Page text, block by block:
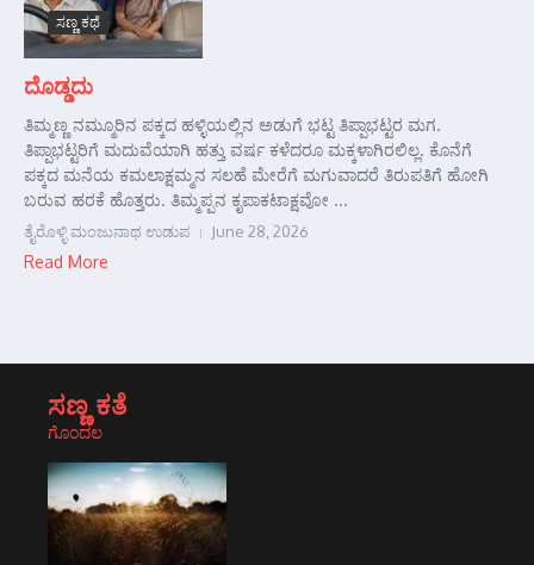
ಸಣ್ಣ ಕಥೆ
ದೊಡ್ಡದು
ತಿಮ್ಮಣ್ಣ ನಮ್ಮೂರಿನ ಪಕ್ಕದ ಹಳ್ಳಿಯಲ್ಲಿನ ಅಡುಗೆ ಭಟ್ಟ ತಿಪ್ಪಾಭಟ್ಟರ ಮಗ.
ತಿಪ್ಪಾಭಟ್ಟರಿಗೆ ಮದುವೆಯಾಗಿ ಹತ್ತು ವರ್ಷ ಕಳೆದರೂ ಮಕ್ಕಳಾಗಿರಲಿಲ್ಲ. ಕೊನೆಗೆ
ಪಕ್ಕದ ಮನೆಯ ಕಮಲಾಕ್ಷಮ್ಮನ ಸಲಹೆ ಮೇರೆಗೆ ಮಗುವಾದರೆ ತಿರುಪತಿಗೆ ಹೋಗಿ
ಬರುವ ಹರಕೆ ಹೊತ್ತರು. ತಿಮ್ಮಪ್ಪನ ಕೃಪಾಕಟಾಕ್ಷವೋ ...
ತೈರೊಳ್ಳಿ ಮಂಜುನಾಥ ಉಡುಪ June 28, 2026
Read More
ಸಣ್ಣ ಕತೆ
ಗೊಂದಲ